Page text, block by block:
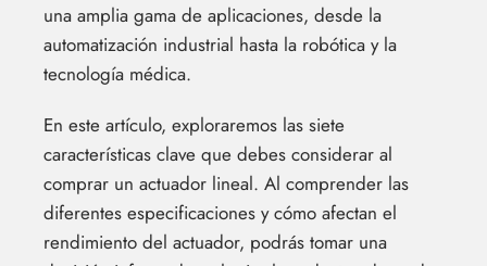
una amplia gama de aplicaciones, desde la
automatización industrial hasta la robótica y la
tecnología médica.
En este artículo, exploraremos las siete
características clave que debes considerar al
comprar un actuador lineal. Al comprender las
diferentes especificaciones y cómo afectan el
rendimiento del actuador, podrás tomar una